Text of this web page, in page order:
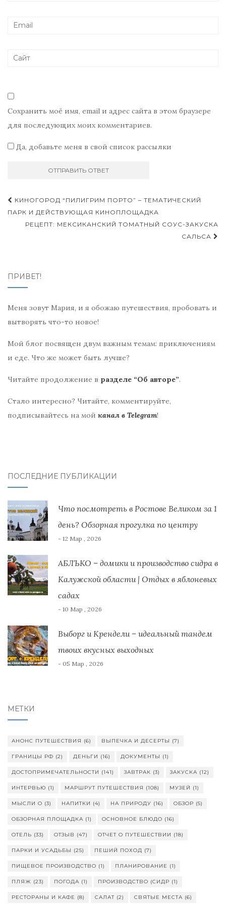
Сохранить моё имя, email и адрес сайта в этом браузере
для последующих моих комментариев.
Да, добавьте меня в свой список рассылки
Навигация
по
записям
КИНОГОРОД “ПИЛИГРИМ ПОРТО” – ТЕМАТИЧЕСКИЙ
ПАРК И ДЕЙСТВУЮЩАЯ КИНОПЛОЩАДКА
РЕЦЕПТ: МЕКСИКАНСКИЙ ТОМАТНЫЙ СОУС-ЗАКУСКА
САЛЬСА
ПРИВЕТ!
Меня зовут Мария, и я обожаю путешествия, пробовать и
вытворять что-то новое!
Мой блог посвящен двум важным темам: приключениям
и еде. Что же может быть лучше?
Читайте продолжение в разделе “Об авторе”.
Стало интересно? Читайте, комментируйте,
подписывайтесь на мой канал в Telegram!
ПОСЛЕДНИЕ ПУБЛИКАЦИИ
Что посмотреть в Ростове Великом за 1
день? Обзорная прогулка по центру
- 12 Мар , 2026
АБЛЪКО – домики и производство сидра в
Калужской области | Отдых в яблоневых
садах
- 10 Мар , 2026
Выборг и Крендели – идеальный тандем
твоих вкусных выходных
- 05 Мар , 2026
МЕТКИ
АНОНС ПУТЕШЕСТВИЯ (6) ВЫПЕЧКА И ДЕСЕРТЫ (7)
ГРАНИЦЫ РФ (2) ДЕНЬГИ (16) ДОКУМЕНТЫ (1)
ДОСТОПРИМЕЧАТЕЛЬНОСТИ (141) ЗАВТРАК (3) ЗАКУСКА (12)
ИНТЕРВЬЮ (1) МАРШРУТ ПУТЕШЕСТВИЯ (108) МУЗЕЙ (1)
МЫСЛИ О (3) НАПИТКИ (4) НА ПРИРОДУ (16) ОБЗОР (5)
ОБЗОРНАЯ ПЛОЩАДКА (1) ОСНОВНОЕ БЛЮДО (16)
ОТЕЛЬ (33) ОТЗЫВ (47) ОТЧЕТ О ПУТЕШЕСТВИИ (18)
ПАРКИ И УСАДЬБЫ (25) ПЕШИЙ ПОХОД (7)
ПИЩЕВОЕ ПРОИЗВОДСТВО (1) ПЛАНИРОВАНИЕ (1)
ПЛЯЖ (23) ПОГОДА (1) ПРОИЗВОДСТВО (СИДР (1)
РЕСТОРАНЫ И КАФЕ (8) САЛАТ (2) СВЯТЫЕ МЕСТА (6)